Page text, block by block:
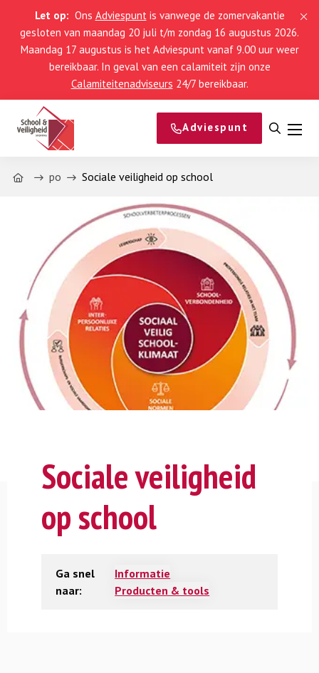
Let op: Ons Adviespuntis vanwege de zomervakantie
gesloten van maandag 20 juli t/m zondag 16 augustus 2026.
Maandag 17 augustus is het Adviespunt vanaf 9.00 uur weer
bereikbaar. In geval van een calamiteit zijn onze
Calamiteitenadviseurs 24/7 bereikbaar.
Adviespunt
Open
Home po Sociale veiligheid op school
Sociale veiligheid
op school
Ga snel
naar:
Informatie
Producten & tools